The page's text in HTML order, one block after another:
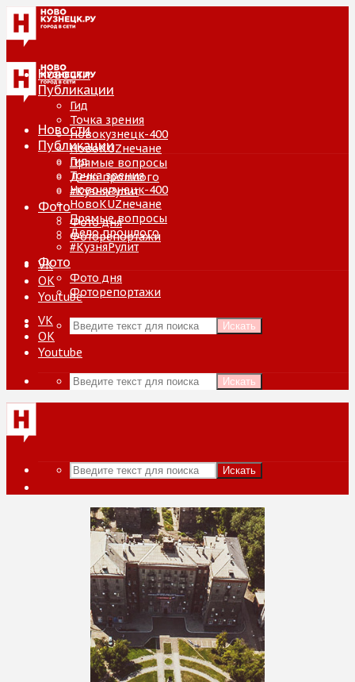
Новости
Публикации
Гид
Точка зрения
Новокузнецк-400
НовоKUZнечане
Прямые вопросы
Дело прошлого
#КузняРулит
Фото
Фото дня
Фоторепортажи
VK
ОК
Youtube
Искать
Новости
Публикации
Гид
Точка зрения
Новокузнецк-400
НовоKUZнечане
Прямые вопросы
Дело прошлого
#КузняРулит
Фото
Фото дня
Фоторепортажи
VK
ОК
Youtube
Искать
Искать